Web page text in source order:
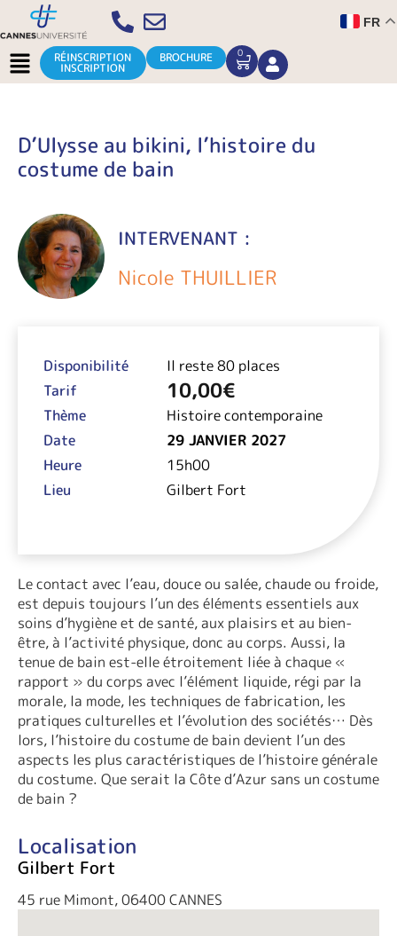
Aller
au
contenu
FR
Menu RÉINSCRIPTION
INSCRIPTION
BROCHURE 0
CART
D’Ulysse au bikini, l’histoire du
costume de bain
INTERVENANT :
Nicole THUILLIER
Disponibilité
Il reste 80 places
Tarif
10,00€
Thème
Histoire contemporaine
Date
29 JANVIER 2027
Heure
15h00
Lieu
Gilbert Fort
Le contact avec l’eau, douce ou salée, chaude ou froide,
est depuis toujours l’un des éléments essentiels aux
soins d’hygiène et de santé, aux plaisirs et au bien-
être, à l’activité physique, donc au corps. Aussi, la
tenue de bain est-elle étroitement liée à chaque «
rapport » du corps avec l’élément liquide, régi par la
morale, la mode, les techniques de fabrication, les
pratiques culturelles et l’évolution des sociétés… Dès
lors, l’histoire du costume de bain devient l’un des
aspects les plus caractéristiques de l’histoire générale
du costume. Que serait la Côte d’Azur sans un costume
de bain ?
Localisation
Gilbert Fort
45 rue Mimont, 06400 CANNES